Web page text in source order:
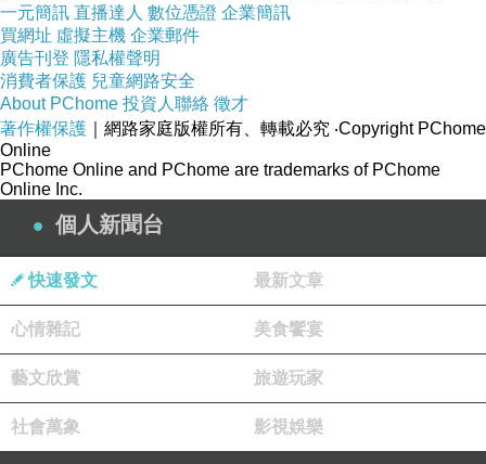
一元簡訊 直播達人 數位憑證 企業簡訊
買網址 虛擬主機 企業郵件
廣告刊登 隱私權聲明
消費者保護 兒童網路安全
About PChome 投資人聯絡 徵才
著作權保護 ｜網路家庭版權所有、轉載必究 ‧Copyright PChome
Online
PChome Online and PChome are trademarks of PChome
Online Inc.
個人新聞台
快速發文 最新文章
心情雜記 美食饗宴
藝文欣賞 旅遊玩家
社會萬象 影視娛樂